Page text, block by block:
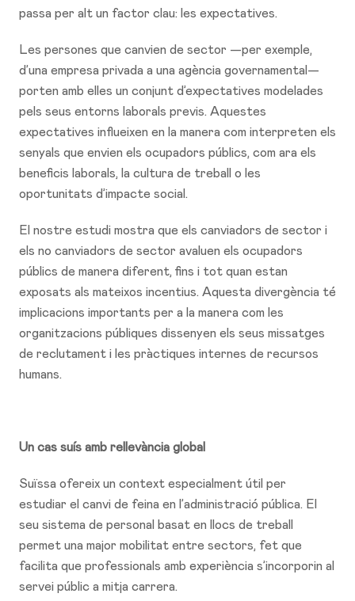
passa per alt un factor clau: les expectatives.
Les persones que canvien de sector —per exemple,
d’una empresa privada a una agència governamental—
porten amb elles un conjunt d’expectatives modelades
pels seus entorns laborals previs. Aquestes
expectatives influeixen en la manera com interpreten els
senyals que envien els ocupadors públics, com ara els
beneficis laborals, la cultura de treball o les
oportunitats d’impacte social.
El nostre estudi mostra que els canviadors de sector i
els no canviadors de sector avaluen els ocupadors
públics de manera diferent, fins i tot quan estan
exposats als mateixos incentius. Aquesta divergència té
implicacions importants per a la manera com les
organitzacions públiques dissenyen els seus missatges
de reclutament i les pràctiques internes de recursos
humans.
Un cas suís amb rellevància global
Suïssa ofereix un context especialment útil per
estudiar el canvi de feina en l’administració pública. El
seu sistema de personal basat en llocs de treball
permet una major mobilitat entre sectors, fet que
facilita que professionals amb experiència s’incorporin al
servei públic a mitja carrera.